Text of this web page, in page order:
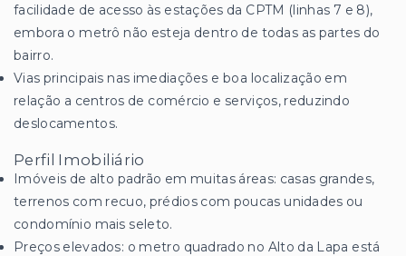
facilidade de acesso às estações da CPTM (linhas 7 e 8),
embora o metrô não esteja dentro de todas as partes do
bairro.
Vias principais nas imediações e boa localização em
relação a centros de comércio e serviços, reduzindo
deslocamentos.
Perfil Imobiliário
Imóveis de alto padrão em muitas áreas: casas grandes,
terrenos com recuo, prédios com poucas unidades ou
condomínio mais seleto.
Preços elevados: o metro quadrado no Alto da Lapa está